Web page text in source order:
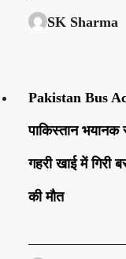
SK Sharma
Pakistan Bus
पाकिस्तान
गहरी खाई में गिरी
की मौत